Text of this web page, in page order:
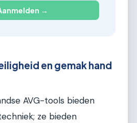
→
en gemak hand
AVG-tools bieden
ze bieden